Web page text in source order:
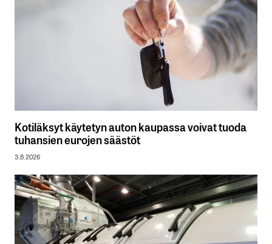
Kotiläksyt käytetyn auton kaupassa voivat tuoda
tuhansien eurojen säästöt
3.8.2026